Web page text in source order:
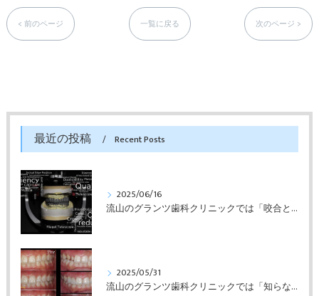
< 前のページ 一覧に戻る 次のページ >
最近の投稿 Recent Posts
2025/06/16
流山のグランツ歯科クリニックでは「咬合と審美」に特化した「補綴専門医」による診断・治療が受けられます。
2025/05/31
流山のグランツ歯科クリニックでは「知らない間に銀歯ばっかり」でもホワイトニングとセラミックスの専門治療が受けられます。